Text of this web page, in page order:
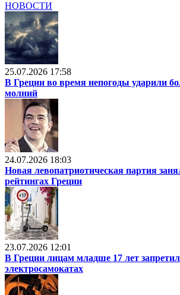
НОВОСТИ
25.07.2026 17:58
В Греции во время непогоды ударили
молний
24.07.2026 18:03
Новая левопатриотическая партия
рейтингах Греции
23.07.2026 12:01
В Греции лицам младше 17 лет
электросамокатах